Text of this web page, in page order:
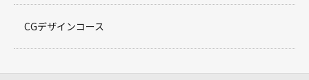
CGデザインコース